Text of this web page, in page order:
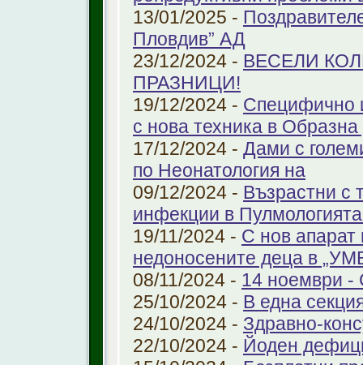
13/01/2025 -
Пловдив” АД
23/12/2024 - ВЕСЕЛИ
ПРАЗНИЦИ!
19/12/2024 - Специфично
с нова техника в Образна
17/12/2024 - Дами с
по Неонатология на
09/12/2024 - Възрастни с
инфекции в
19/11/2024 - С нов
недоносените деца в
08/11/2024 - 14 ноември -
25/10/2024 - В една
24/10/2024 - Здравно-
22/10/2024 - Йоден